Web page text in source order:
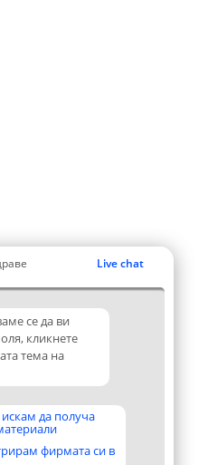
Live chat
се да ви
кликнете
тема на
да получа
фирмата си в